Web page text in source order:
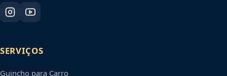
SERVIÇOS
Guincho para Carro